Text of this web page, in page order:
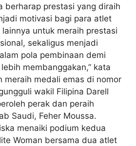
berharap prestasi yang diraih
motivasi bagi para atlet
untuk meraih prestasi
sekaligus menjadi
pola pembinaan demi
membanggakan,” kata
meraih medali emas di nomor
wakil Filipina Darell
perak dan peraih
Saudi, Feher Moussa.
menaiki podium kedua
Woman bersama dua atlet